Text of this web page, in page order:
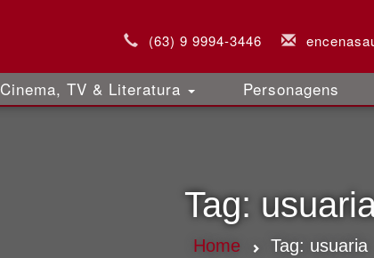
(63) 9 9994-3446
Cinema, TV & Literatura Personagens
Tag:
Home Tag: usuaria